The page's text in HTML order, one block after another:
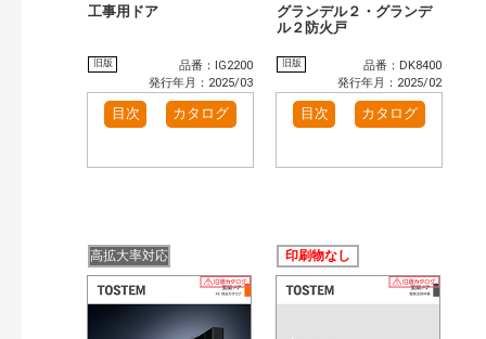
工事用ドア
旧版
品番：IG2200
発行年月：2025/03
目次 カタログ
グランデル２・グランデ
ル２防火戸
旧版
品番：DK8400
発行年月：2025/02
目次 カタログ
高拡大率対応 印刷物なし